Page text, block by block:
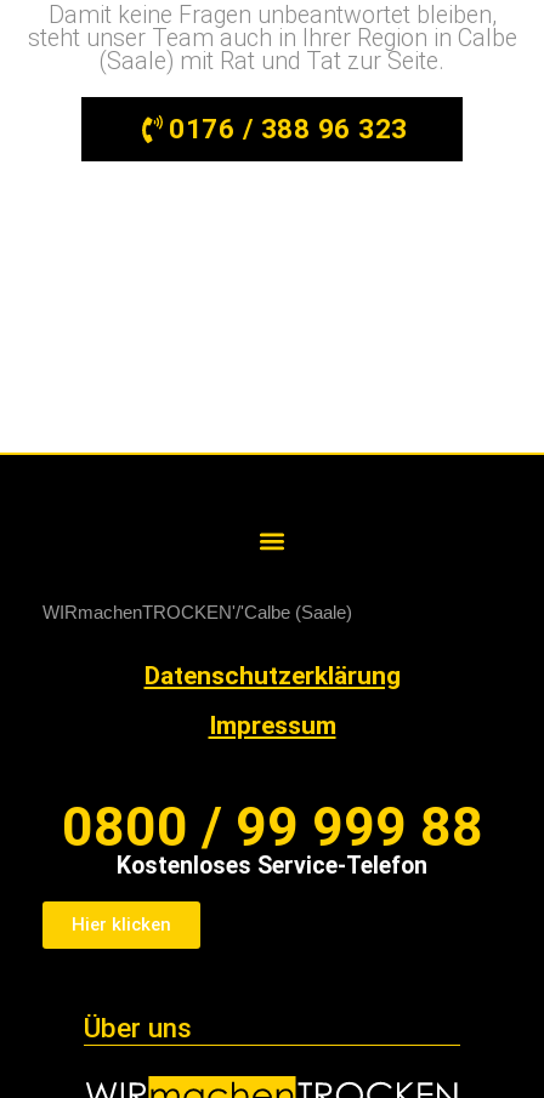
Damit keine Fragen unbeantwortet bleiben,
steht unser Team auch in Ihrer Region in Calbe
(Saale) mit Rat und Tat zur Seite.
0176 / 388 96 323
WIRmachenTROCKEN Calbe (Saale)
Datenschutzerklärung
Impressum
0800 / 99 999 88
Kostenloses Service-Telefon
Hier klicken
Über uns